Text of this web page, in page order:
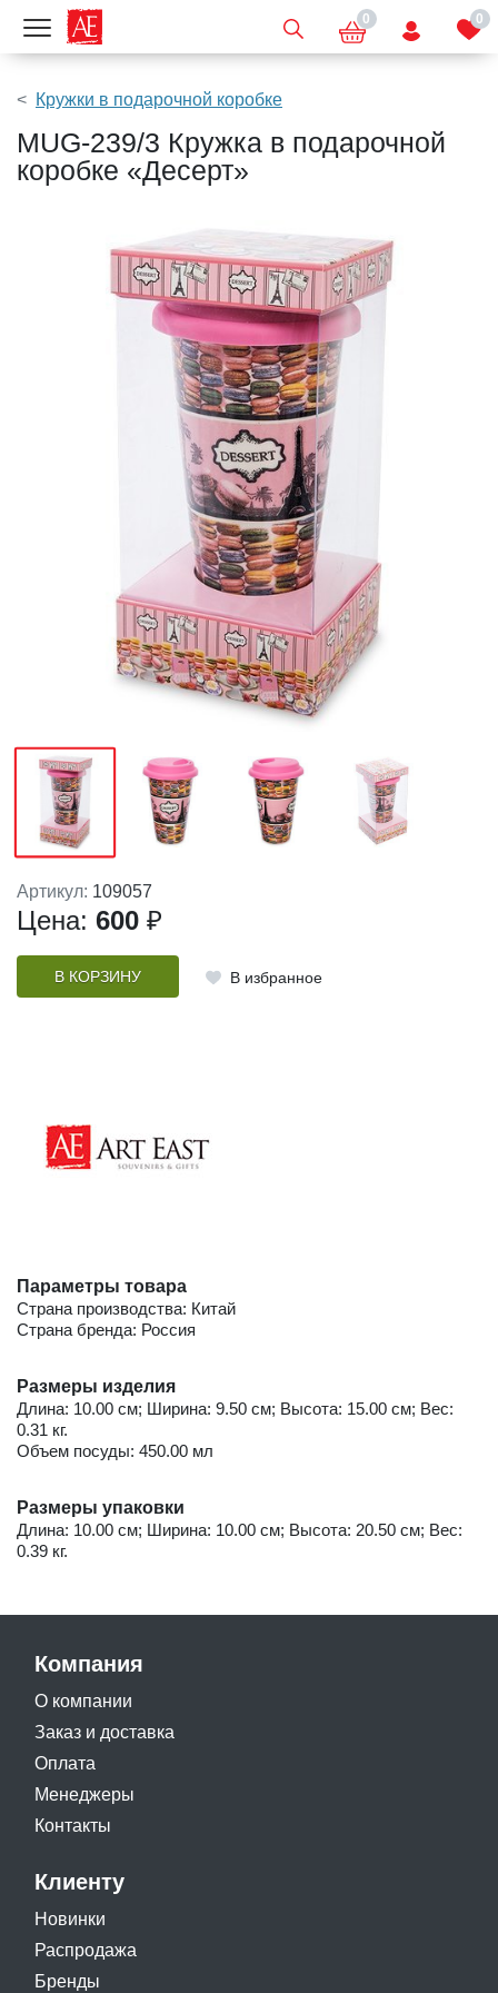
Показать меню 0 0
Кружки в подарочной коробке
MUG-239/3 Кружка в подарочной
коробке «Десерт»
Артикул: 109057
Цена: 600 ₽
В КОРЗИНУ В избранное
Параметры товара
Страна производства: Китай
Страна бренда: Россия
Размеры изделия
Длина: 10.00 см; Ширина: 9.50 см; Высота: 15.00 см; Вес:
0.31 кг.
Объем посуды: 450.00 мл
Размеры упаковки
Длина: 10.00 см; Ширина: 10.00 см; Высота: 20.50 см; Вес:
0.39 кг.
Компания
О компании
Заказ и доставка
Оплата
Менеджеры
Контакты
Клиенту
Новинки
Распродажа
Бренды